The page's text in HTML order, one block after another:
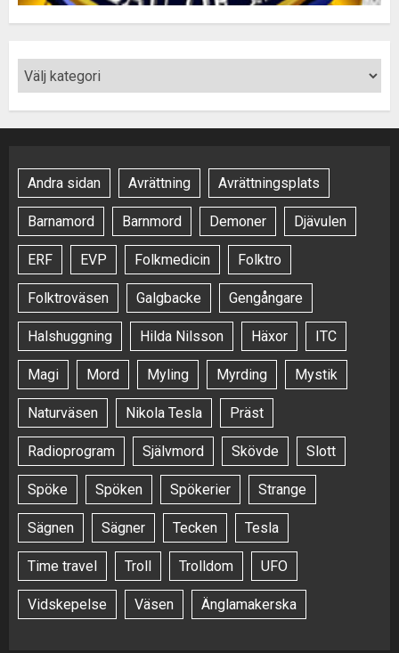
Andra sidan Avrättning Avrättningsplats
Barnamord Barnmord Demoner Djävulen
ERF EVP Folkmedicin Folktro
Folktroväsen Galgbacke Gengångare
Halshuggning Hilda Nilsson Häxor ITC
Magi Mord Myling Myrding Mystik
Naturväsen Nikola Tesla Präst
Radioprogram Självmord Skövde Slott
Spöke Spöken Spökerier Strange
Sägnen Sägner Tecken Tesla
Time travel Troll Trolldom UFO
Vidskepelse Väsen Änglamakerska